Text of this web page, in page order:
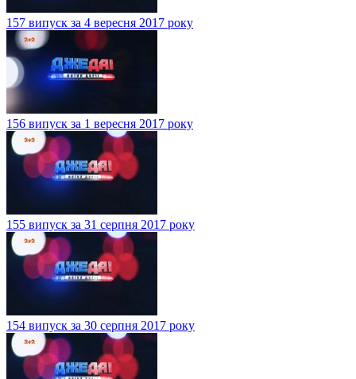
157 випуск за 4 вересня 2017 року
156 випуск за 1 вересня 2017 року
155 випуск за 31 серпня 2017 року
154 випуск за 30 серпня 2017 року